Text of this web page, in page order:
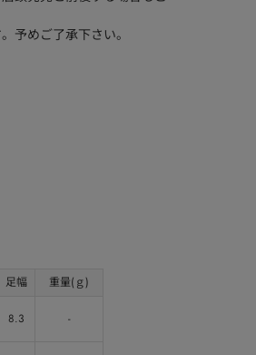
予めご了承下さい。
足幅 重量(ｇ)
8.3 -